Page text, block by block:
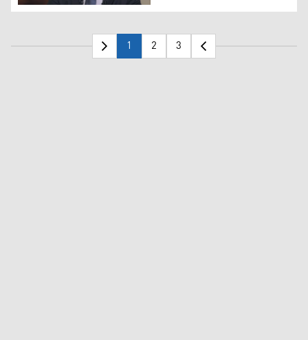
Bu hafta 12 binden fazla Peşmerge maaşını Benim
1 2 3